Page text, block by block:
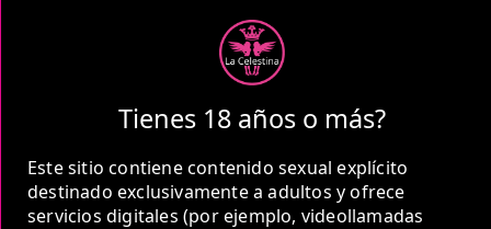
Tienes 18 años o más?
Este sitio contiene contenido sexual explícito
destinado exclusivamente a adultos y ofrece
servicios digitales (por ejemplo, videollamadas